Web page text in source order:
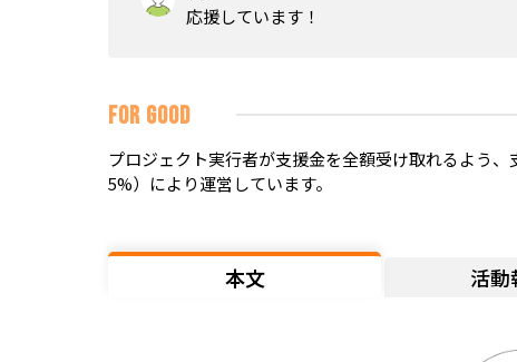
応援しています！
FOR GOOD
プロジェクト実行者が支援金を全額受け取れるよう
5%）により運営しています。
本文 活動